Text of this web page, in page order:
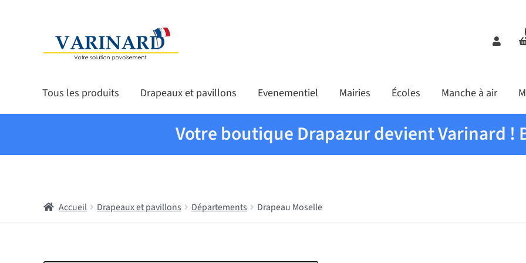
Aller à la navigation
Aller au contenu
Tous les produits Drapeaux et pavillons Evenementiel Mairies Écoles Manche à air
Votre boutique Drapazur devient Varinard !
Accueil Drapeaux et pavillons Départements Drapeau Moselle